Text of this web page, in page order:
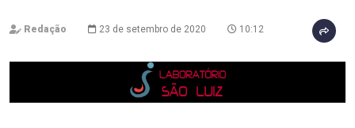
Redação 23 de setembro de 2020 10:12